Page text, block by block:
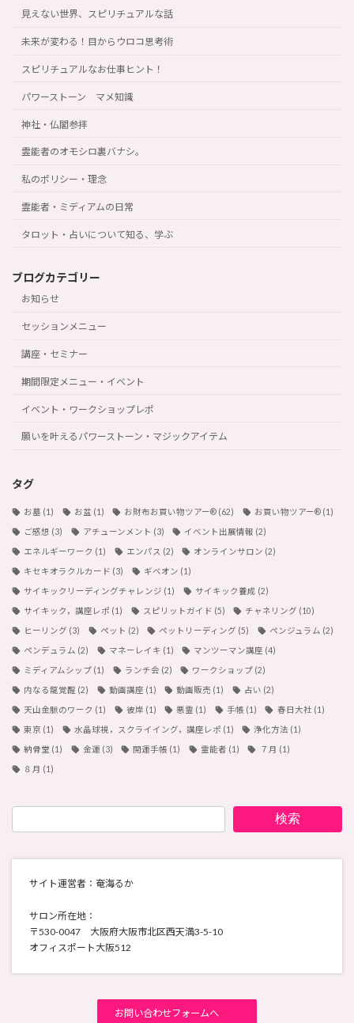
見えない世界、スピリチュアルな話
未来が変わる！目からウロコ思考術
スピリチュアルなお仕事ヒント！
パワーストーン マメ知識
神社・仏閣参拝
霊能者のオモシロ裏バナシ。
私のポリシー・理念
霊能者・ミディアムの日常
タロット・占いについて知る、学ぶ
ブログカテゴリー
お知らせ
セッションメニュー
講座・セミナー
期間限定メニュー・イベント
イベント・ワークショップレポ
願いを叶えるパワーストーン・マジックアイテム
タグ
お墓 (1) お盆 (1) お財布お買い物ツアー®︎ (62) お買い物ツアー®︎(1)
ご感想 (3) アチューンメント (3) イベント出展情報 (2)
エネルギーワーク (1) エンパス (2) オンラインサロン (2)
キセキオラクルカード (3) ギベオン (1)
サイキックリーディングチャレンジ (1) サイキック養成 (2)
サイキック，講座レポ (1) スピリットガイド (5) チャネリング (10)
ヒーリング (3) ペット (2) ペットリーディング (5) ペンジュラム (2)
ペンデュラム (2) マネーレイキ (1) マンツーマン講座 (4)
ミディアムシップ (1) ランチ会 (2) ワークショップ (2)
内なる龍覚醒 (2) 動画講座 (1) 動画販売 (1) 占い (2)
天山金脈のワーク (1) 彼岸 (1) 悪霊 (1) 手帳 (1) 春日大社 (1)
東京 (1) 水晶球視，スクライイング，講座レポ (1) 浄化方法 (1)
納骨堂 (1) 金運 (3) 開運手帳 (1) 霊能者 (1) ７月 (1)
８月 (1)
検索
サイト運営者：奄海るか
サロン所在地：
〒530-0047 大阪府大阪市北区西天満3-5-10
オフィスポート大阪512
お問い合わせフォームへ